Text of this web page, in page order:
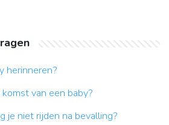
herinneren?
van een baby?
je niet rijden na bevalling?